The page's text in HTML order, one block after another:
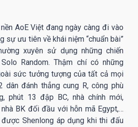
AoE Việt đang ngày càng đi vào
sự ưu tiên về khái niệm “chuẩn bài”
xuyên sử dụng những chiến
Random. Thậm chí có những
sức tưởng tượng của tất cả mọi
dân đánh thẳng cung R, công phù
phút 13 đập BC, nhà chính mới,
BK đối đầu với hỗn mã Egypt,…
Shenlong áp dụng khi thi đấu